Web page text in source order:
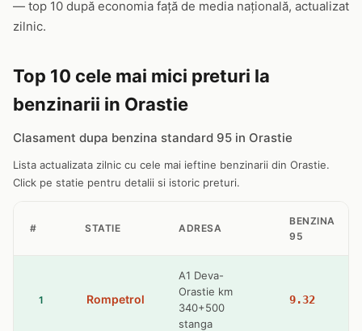
— top 10 după economia față de media națională, actualizat
zilnic.
Top 10 cele mai mici preturi la
benzinarii in Orastie
Clasament dupa benzina standard 95 in Orastie
Lista actualizata zilnic cu cele mai ieftine benzinarii din Orastie.
Click pe statie pentru detalii si istoric preturi.
# STATIE ADRESA
BENZINA
95
1 Rompetrol
A1 Deva-
Orastie km
340+500
stanga
9.32